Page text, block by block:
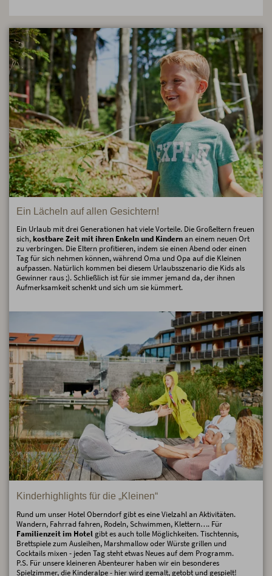
Ein Lächeln auf allen Gesichtern!
Ein Urlaub mit drei Generationen hat viele Vorteile. Die Großeltern freuen
sich,kostbare Zeit mit ihren Enkeln und Kindernan einem neuen Ort
zu verbringen. Die Eltern profitieren, indem sie einen Abend oder einen
Tag für sich nehmen können, während Oma und Opa auf die Kleinen
aufpassen. Natürlich kommen bei diesem Urlaubsszenario die Kids als
Gewinner raus ;). Schließlich ist für sie immer jemand da, der ihnen
Aufmerksamkeit schenkt und sich um sie kümmert.
Kinderhighlights für die „Kleinen“
Rund um unser Hotel Oberndorf gibt es eine Vielzahl an Aktivitäten.
Wandern, Fahrrad fahren, Rodeln, Schwimmen, Klettern…. Für
Familienzeit im Hotelgibt es auch tolle Möglichkeiten. Tischtennis,
Brettspiele zum Ausleihen, Marshmallow oder Würste grillen und
Cocktails mixen - jeden Tag steht etwas Neues auf dem Programm.
P.S. Für unsere kleineren Abenteurer haben wir ein besonderes
Spielzimmer, die Kinderalpe - hier wird gemalt, getobt und gespielt!